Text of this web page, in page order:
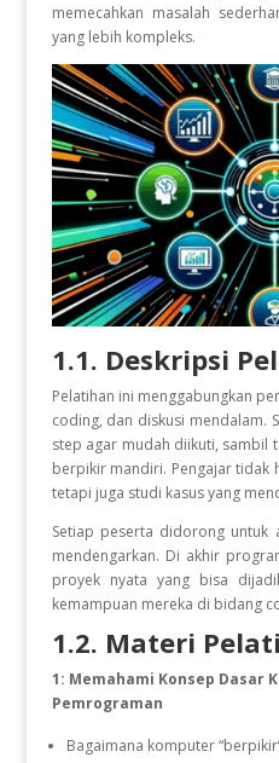
memecahkan masalah
yang lebih kompleks.
1.1. Deskripsi
Pelatihan ini menggabungkan
coding, dan diskusi mendalam.
step agar mudah diikuti, sambil
berpikir mandiri. Pengajar tidak
tetapi juga studi kasus yang
Setiap peserta didorong untuk
mendengarkan. Di akhir
proyek nyata yang bisa
kemampuan mereka di bidang
1.2. Materi
1: Memahami Konsep Dasar
Pemrograman
Bagaimana komputer